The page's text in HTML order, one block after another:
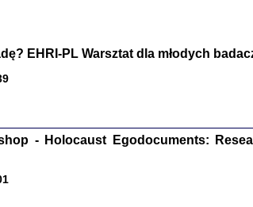
Natalia Aleksiun,
Deborah Dash
Turski, Laurence
EHRI-PL Warsztat dla młodych
- Holocaust Egodocuments: